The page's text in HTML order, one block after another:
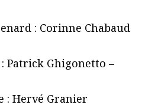
: Corinne Chabaud
Patrick Ghigonetto –
: Hervé Granier